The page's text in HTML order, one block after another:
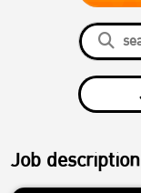
Job description